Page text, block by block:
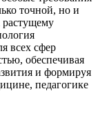
точной, но и
растущему
всех сфер
обеспечивая
и формируя
педагогике